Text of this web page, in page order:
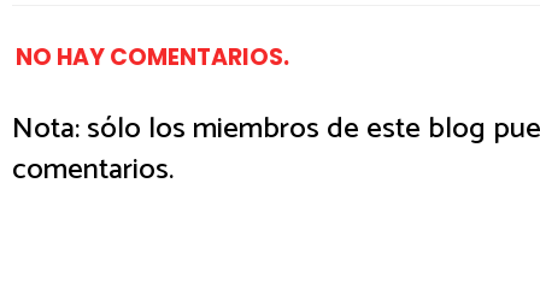
NO HAY COMENTARIOS.
Nota: sólo los miembros de este blog
comentarios.